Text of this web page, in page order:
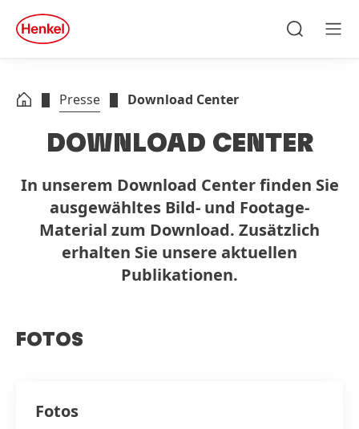
Zu Footer springen
quick
search
Presse Download Center
DOWNLOAD CENTER
In unserem Download Center finden Sie
ausgewähltes Bild- und Footage-
Material zum Download. Zusätzlich
erhalten Sie unsere aktuellen
Publikationen.
FOTOS
Fotos